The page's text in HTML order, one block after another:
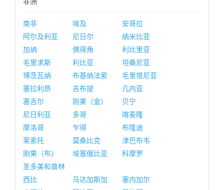
南非 埃及
安哥拉
阿尔及利亚
尼日尔
纳米比亚
加纳
佛得角
利比里亚
毛里求斯
利比亚
坦桑尼亚
博茨瓦纳
布基纳法索
毛里塔尼亚
塞拉利昂
吉布提
几内亚
塞舌尔
刚果（金）
贝宁
尼日利亚
多哥
喀麦隆
摩洛哥
乍得
布隆迪
莱索托
莫桑比克
津巴布韦
刚果（布）
埃塞俄比亚
科摩罗
圣多美和普林
西比
马达加斯加
塞内加尔